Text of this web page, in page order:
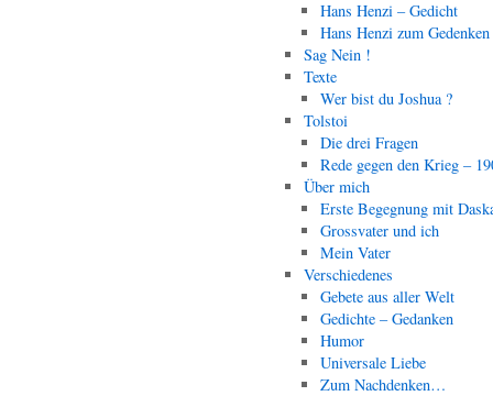
Hans Henzi – Gedicht
Hans Henzi zum Gedenken
Sag Nein !
Texte
Wer bist du Joshua ?
Tolstoi
Die drei Fragen
Rede gegen den Krieg –
Über mich
Erste Begegnung mit
Grossvater und ich
Mein Vater
Verschiedenes
Gebete aus aller Welt
Gedichte – Gedanken
Humor
Universale Liebe
Zum Nachdenken…